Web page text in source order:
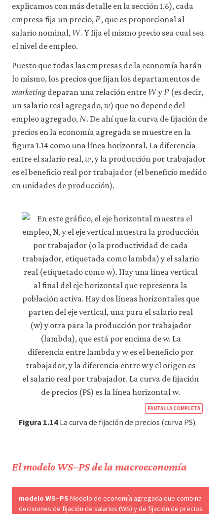
explicamos con más detalle en la sección 1.6), cada
empresa fija un precio, 𝑃
P , que es proporcional al
salario nominal, 𝑊
W. Y fija el mismo precio sea cual sea
el nivel de empleo.
Puesto que todas las empresas de la economía harán
lo mismo, los precios que fijan los departamentos de
marketingdeparan una relación entre𝑊
Wy𝑃
P (es decir,
un salario real agregado, 𝑤) que no depende del
empleo agregado, 𝑁
N. De ahí que la curva de fijación de
precios en la economía agregada se muestre en la
figura 1.14 como una línea horizontal. La diferencia
entre el salario real, 𝑤, y la producción por trabajador
es el beneficio real por trabajador (el beneficio medido
en unidades de producción).
PANTALLA COMPLETA
05-
Figura 1.14 La curva de fijación de precios (curva PS).
El modelo WS–PS de la macroeconomía
modelo WS–PS Modelo de economía agregada que combina
decisiones de fijación de salarios (WS) y de fijación de precios